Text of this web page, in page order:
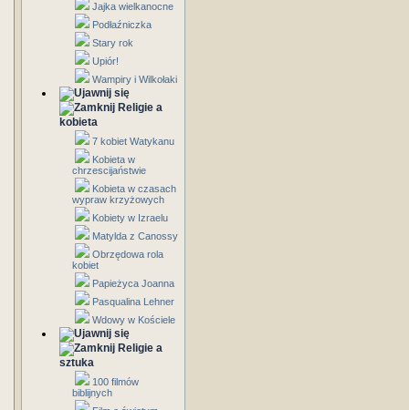
Jajka wielkanocne
Podłaźniczka
Stary rok
Upiór!
Wampiry i Wilkołaki
Religie a
kobieta
7 kobiet Watykanu
Kobieta w
chrzescijaństwie
Kobieta w czasach
wypraw krzyżowych
Kobiety w Izraelu
Matylda z Canossy
Obrzędowa rola
kobiet
Papieżyca Joanna
Pasqualina Lehner
Wdowy w Kościele
Religie a
sztuka
100 filmów
biblijnych